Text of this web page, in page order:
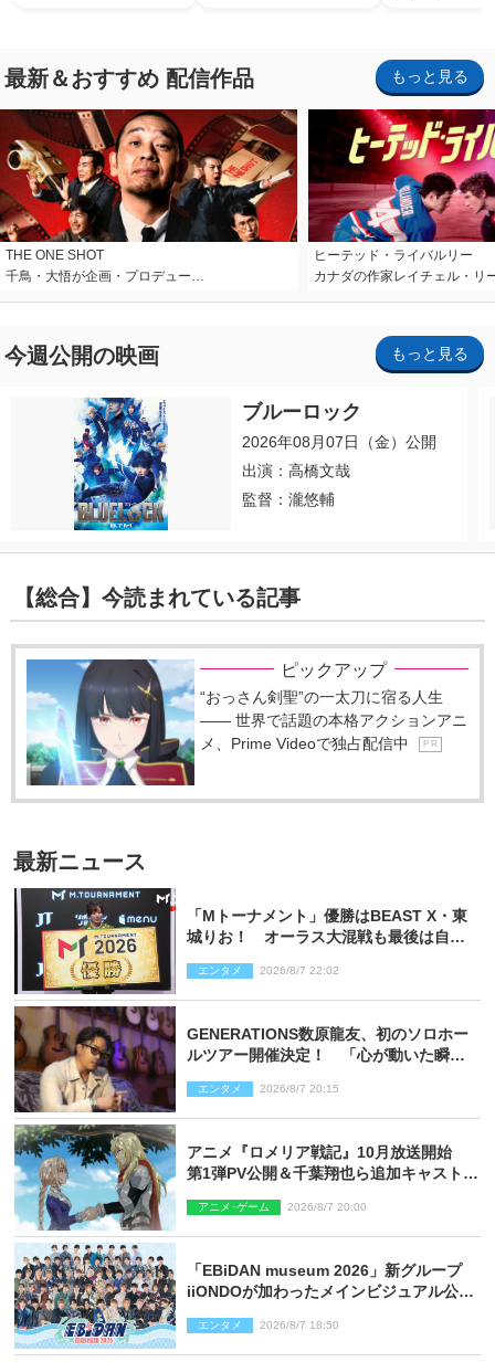
最新＆おすすめ 配信作品 もっと見る
THE ONE SHOT
千鳥・大悟が企画・プロデュー…
ヒーテッド・ライバルリー
カナダの作家レイチェル・リ
今週公開の映画 もっと見る
ブルーロック
2026年08月07日（金）公開
出演：高橋文哉
監督：瀧悠輔
【総合】今読まれている記事
ピックアップ
“おっさん剣聖”の一太刀に宿る人生
―― 世界で話題の本格アクションアニ
メ、Prime Videoで独占配信中
P R
最新ニュース
「Mトーナメント」優勝はBEAST X・東
城りお！ オーラス大混戦も最後は自ら
エンタメ 2026/8/7 22:02
GENERATIONS数原龍友、初のソロホー
ルツアー開催決定！ 「心が動いた瞬間
エンタメ 2026/8/7 20:15
アニメ『ロメリア戦記』10月放送開始
第1弾PV公開＆千葉翔也ら追加キャスト4
アニメ･ゲーム 2026/8/7 20:00
「EBiDAN museum 2026」新グループ
iiONDOが加わったメインビジュアル公
エンタメ 2026/8/7 18:50